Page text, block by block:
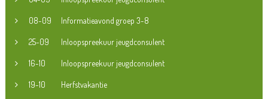
08-09 Informatieavond groep 3-8
25-09 Inloopspreekuur jeugdconsulent
16-10 Inloopspreekuur jeugdconsulent
19-10 Herfstvakantie